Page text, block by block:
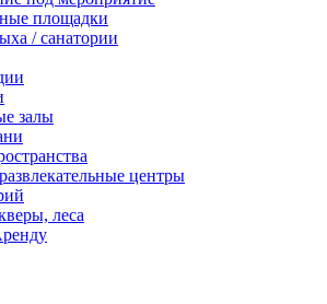
площадки
/ санатории
залы
центры
леса